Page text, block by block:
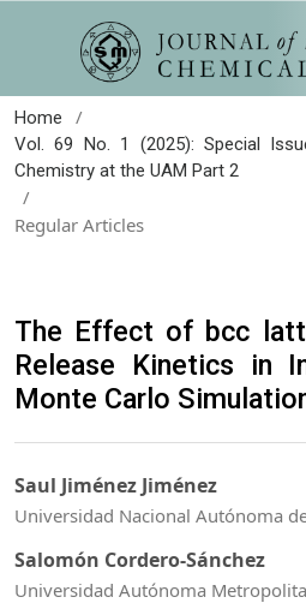
Home /
Vol. 69 No. 1 (2025): Special
Chemistry at the UAM Part 2
/
Regular Articles
The Effect of bcc
Release Kinetics in
Monte Carlo
Saul Jiménez Jiménez
Universidad Nacional Autónoma
Salomón Cordero-Sánchez
Universidad Autónoma